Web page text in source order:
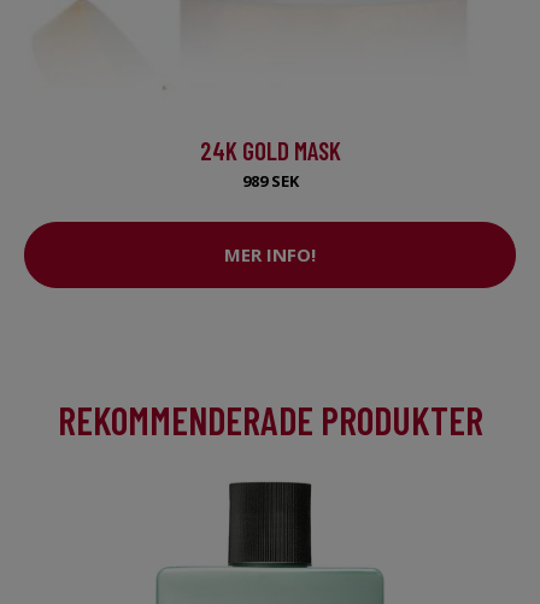
24K GOLD MASK
989 SEK
MER INFO!
REKOMMENDERADE PRODUKTER